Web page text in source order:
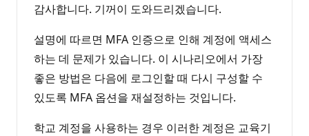
감사합니다. 기꺼이 도와드리겠습니다.
설명에 따르면 MFA 인증으로 인해 계정에 액세스
하는 데 문제가 있습니다. 이 시나리오에서 가장
좋은 방법은 다음에 로그인할 때 다시 구성할 수
있도록 MFA 옵션을 재설정하는 것입니다.
학교 계정을 사용하는 경우 이러한 계정은 교육기